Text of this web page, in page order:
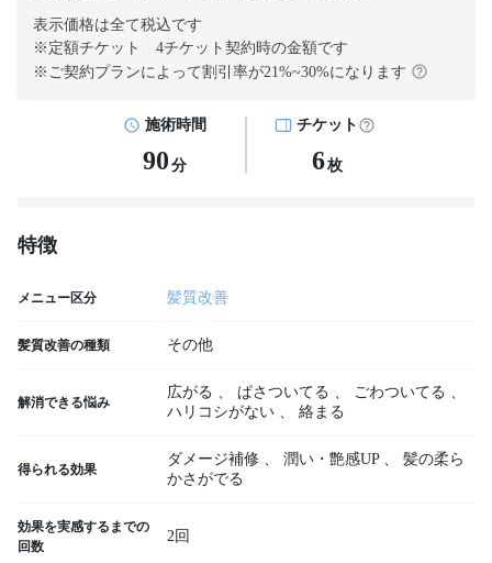
表示価格は全て税込です
※定額チケット 4チケット契約時の金額です
※ご契約プランによって割引率が21%~30%になります
施術時間
90 分
チケット
6枚
特徴
メニュー区分 髪質改善
髪質改善の種類 その他
解消できる悩み
広がる 、 ぱさついてる 、 ごわついてる 、
ハリコシがない 、 絡まる
得られる効果
ダメージ補修 、 潤い・艶感UP 、
髪の柔ら
かさがでる
効果を実感するまでの
回数
2回